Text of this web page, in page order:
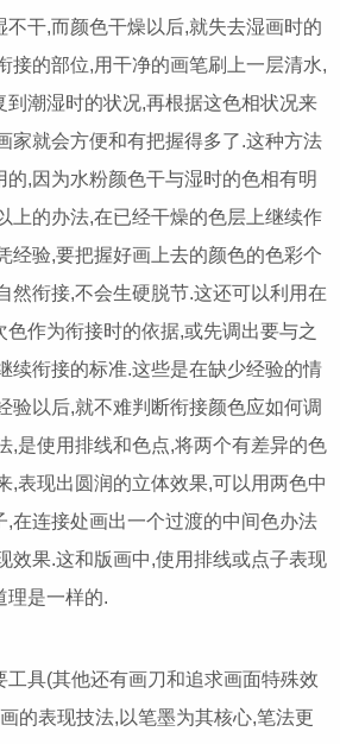
干,而颜色干燥以后,就失去湿画时的
接的部位,用干净的画笔刷上一层清水,
到潮湿时的状况,再根据这色相状况来
家就会方便和有把握得多了.这种方法
的,因为水粉颜色干与湿时的色相有明
上的办法,在已经干燥的色层上继续作
经验,要把握好画上去的颜色的色彩个
然衔接,不会生硬脱节.这还可以利用在
作为衔接时的依据,或先调出要与之
续衔接的标准.这些是在缺少经验的情
验以后,就不难判断衔接颜色应如何调
,是使用排线和色点,将两个有差异的色
,表现出圆润的立体效果,可以用两色中
,在连接处画出一个过渡的中间色办法
效果.这和版画中,使用排线或点子表现
理是一样的.
工具(其他还有画刀和追求画面特殊效
的表现技法,以笔墨为其核心,笔法更